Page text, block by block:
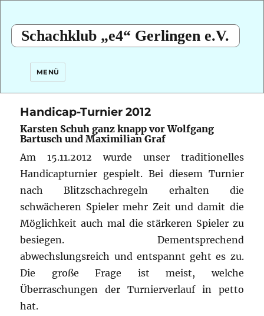
Schachklub „e4“ Gerlingen e.V.
MENÜ
Handicap-Turnier 2012
Karsten Schuh ganz knapp vor Wolfgang
Bartusch und Maximilian Graf
Am 15.11.2012 wurde unser traditionelles
Handicapturnier gespielt. Bei diesem Turnier
nach Blitzschachregeln erhalten die
schwächeren Spieler mehr Zeit und damit die
Möglichkeit auch mal die stärkeren Spieler zu
besiegen. Dementsprechend
abwechslungsreich und entspannt geht es zu.
Die große Frage ist meist, welche
Überraschungen der Turnierverlauf in petto
hat.